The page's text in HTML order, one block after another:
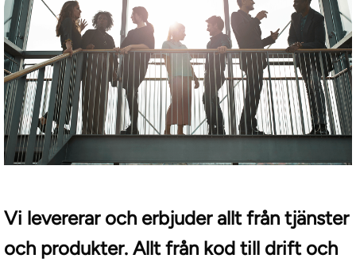
Vi levererar och erbjuder allt från tjänster
och produkter. Allt från kod till drift och